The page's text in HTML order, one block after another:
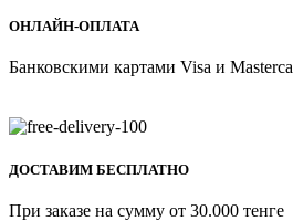
ОНЛАЙН-ОПЛАТА
Банковскими картами Visa и
ДОСТАВИМ БЕСПЛАТНО
При заказе на сумму от 30.000 тенге